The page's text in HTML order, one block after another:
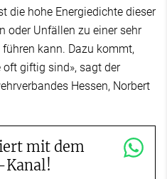
die hohe Energiedichte dieser
oder Unfällen zu einer sehr
kann. Dazu kommt,
giftig sind», sagt der
Hessen, Norbert
mit dem
Kanal!